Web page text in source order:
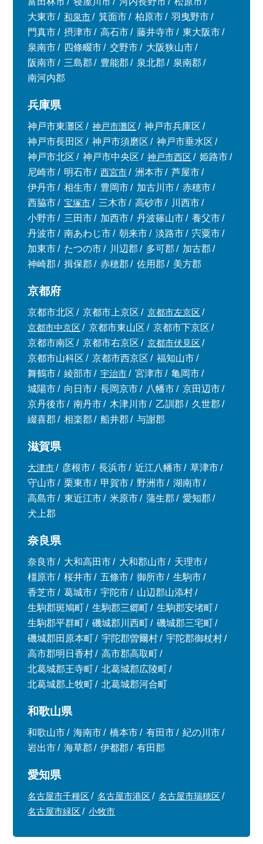
大東市
和泉市 箕面市 柏原市
羽曳野市
門真市
摂津市 高石市 藤井寺市
東大阪市
泉南市
四條畷市 交野市
大阪狭山市
阪南市
三島郡 豊能郡 泉北郡
泉南郡
南河内郡
兵庫県
神戸市東灘区 神戸市灘区
神戸市兵庫区
神戸市長田区
神戸市須磨区
神戸市垂水区
神戸市北区
神戸市中央区 神戸市西区
姫路市
尼崎市
明石市 西宮市 洲本市
芦屋市
伊丹市
相生市 豊岡市 加古川市
赤穂市
西脇市
宝塚市 三木市 高砂市
川西市
小野市
三田市 加西市 丹波篠山市
養父市
丹波市
南あわじ市 朝来市 淡路市
宍粟市
加東市
たつの市 川辺郡 多可郡
加古郡
神崎郡
揖保郡 赤穂郡 佐用郡 美方郡
京都府
京都市北区 京都市上京区
京都市左京区
京都市中京区
京都市東山区
京都市下京区
京都市南区
京都市右京区
京都市伏見区
京都市山科区
京都市西京区
福知山市
舞鶴市
綾部市 宇治市 宮津市
亀岡市
城陽市
向日市 長岡京市 八幡市
京田辺市
京丹後市
南丹市 木津川市 乙訓郡
久世郡
綴喜郡
相楽郡 船井郡 与謝郡
滋賀県
大津市 彦根市 長浜市 近江八幡市
草津市
守山市
栗東市 甲賀市 野洲市
湖南市
高島市
東近江市 米原市 蒲生郡
愛知郡
犬上郡
奈良県
奈良市 大和高田市 大和郡山市
天理市
橿原市
桜井市 五條市 御所市
生駒市
香芝市
葛城市 宇陀市
山辺郡山添村
生駒郡斑鳩町
生駒郡三郷町
生駒郡安堵町
生駒郡平群町
磯城郡川西町
磯城郡三宅町
磯城郡田原本町
宇陀郡曽爾村
宇陀郡御杖村
高市郡明日香村
高市郡高取町
北葛城郡王寺町
北葛城郡広陵町
北葛城郡上牧町
北葛城郡河合町
和歌山県
和歌山市 海南市 橋本市 有田市
紀の川市
岩出市
海草郡 伊都郡 有田郡
愛知県
名古屋市千種区 名古屋市港区
名古屋市瑞穂区
名古屋市緑区
小牧市